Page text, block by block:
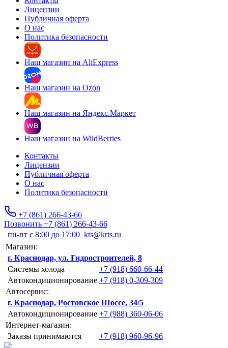
Лицензии
Публичная оферта
О нас
Политика безопасности
Наш магазин на AliExpress
Наш магазин на Ozon
Наш магазин на Яндекс.Маркет
Наш магазин на WildBerries
Контакты
Лицензии
Публичная оферта
О нас
Политика безопасности
+7 (861) 266-43-66
Позвонить +7 (861) 266-43-66
пн-пт с 8:00 до 17:00 kts@krts.ru
Магазин:
г. Краснодар, ул. Гидростроителей, 8
Системы холода
+7 (918) 660-66-44
Автокондиционирование +7 (918) 0-309-309
Автосервис:
г. Краснодар, Ростовское Шоссе, 34/5
Автокондиционирование +7 (988) 360-06-06
Интернет-магазин:
Заказы принимаются
+7 (918) 960-96-96